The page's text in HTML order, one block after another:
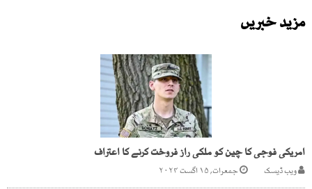
مزید خبریں
امریکی فوجی کا چین کو ملکی راز فروخت کرنے کا اعتراف
ویب ڈیسک جمعرات, ۱۵ اگست ۲۰۲۴